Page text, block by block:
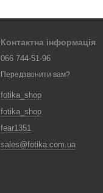
Контактна інформація
066 744-51-96
Передзвонити вам?
fotika_shop
fotika_shop
fear1351
sales@fotika.com.ua